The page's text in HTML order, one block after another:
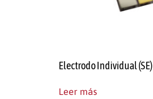
Electrodo Individual (SE)
Leer más